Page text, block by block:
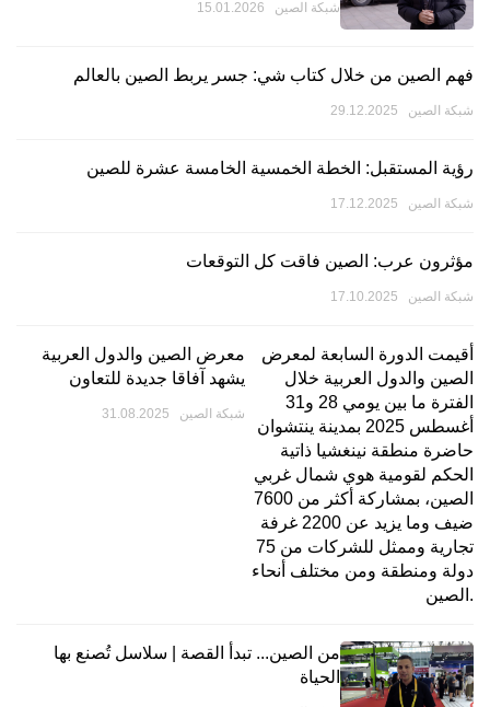
شبكة الصين 15.01.2026
فهم الصين من خلال كتاب شي: جسر يربط الصين بالعالم
شبكة الصين 29.12.2025
رؤية المستقبل: الخطة الخمسية الخامسة عشرة للصين
شبكة الصين 17.12.2025
مؤثرون عرب: الصين فاقت كل التوقعات
شبكة الصين 17.10.2025
معرض الصين والدول العربية
يشهد آفاقا جديدة للتعاون
شبكة الصين 31.08.2025
أقيمت الدورة السابعة لمعرض
الصين والدول العربية خلال
الفترة ما بين يومي 28 و31
أغسطس 2025 بمدينة ينتشوان
حاضرة منطقة نينغشيا ذاتية
الحكم لقومية هوي شمال غربي
الصين، بمشاركة أكثر من 7600
ضيف وما يزيد عن 2200 غرفة
تجارية وممثل للشركات من 75
دولة ومنطقة ومن مختلف أنحاء
الصين.
من الصين... تبدأ القصة | سلاسل تُصنع بها
الحياة